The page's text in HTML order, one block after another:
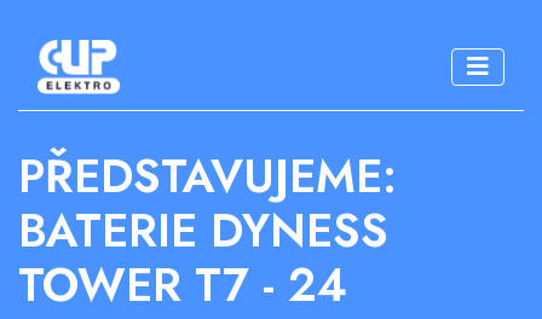
PŘEDSTAVUJEME:
BATERIE DYNESS
TOWER T7 - 24